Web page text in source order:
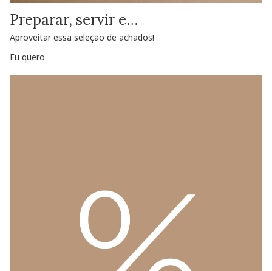
Preparar, servir e…
Aproveitar essa seleção de achados!
Eu quero